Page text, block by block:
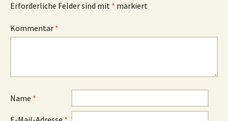
Erforderliche Felder sind mit * markiert
Kommentar *
Name *